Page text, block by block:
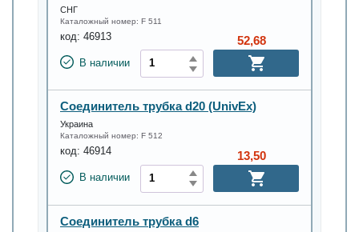
СНГ
Каталожный номер: F 511
код: 46913
В наличии
52,68
Соединитель трубка d20 (UnivEx)
Украина
Каталожный номер: F 512
код: 46914
В наличии
13,50
Соединитель трубка d6